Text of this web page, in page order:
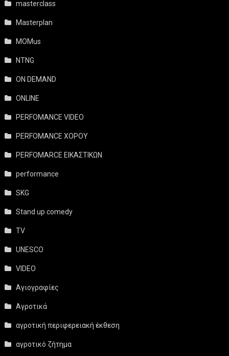
masterclass
Masterplan
MOMus
NTNG
ON DEMAND
ONLINE
PERFOMANCE VIDEO
PERFOMANCE ΧΟΡΟΥ
PERFOMARCE ΕΙΚΑΣΤΙΚΩΝ
performance
SKG
Stand up comedy
TV
UNESCO
VIDEO
Αγιογραφίες
Αγροτικά
αγροτική περιφερειακή έκθεση
αγροτικό ζήτημα